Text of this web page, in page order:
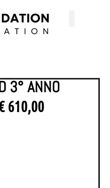
3° ANNO
610,00